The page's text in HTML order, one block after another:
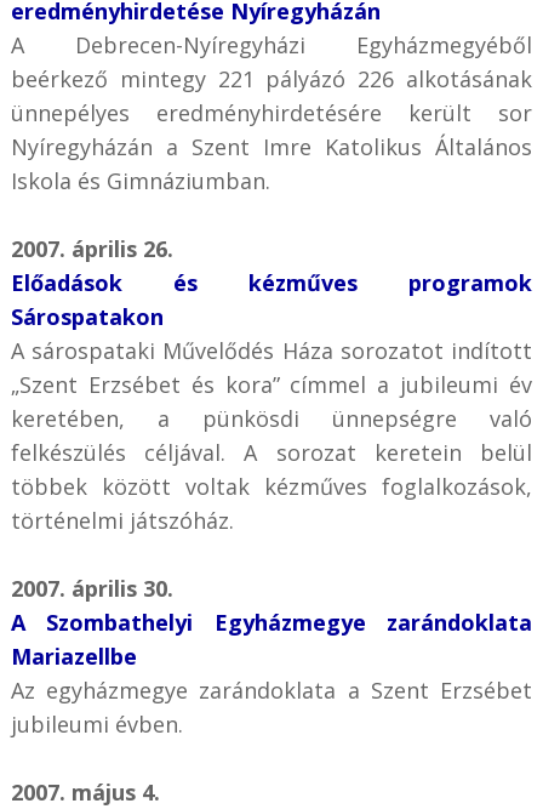
eredményhirdetése Nyíregyházán
A Debrecen-Nyíregyházi Egyházmegyéből
beérkező mintegy 221 pályázó 226 alkotásának
ünnepélyes eredményhirdetésére került sor
Nyíregyházán a Szent Imre Katolikus Általános
Iskola és Gimnáziumban.
2007. április 26.
Előadások és kézműves programok
Sárospatakon
A sárospataki Művelődés Háza sorozatot indított
„Szent Erzsébet és kora” címmel a jubileumi év
keretében, a pünkösdi ünnepségre való
felkészülés céljával. A sorozat keretein belül
többek között voltak kézműves foglalkozások,
történelmi játszóház.
2007. április 30.
A Szombathelyi Egyházmegye zarándoklata
Mariazellbe
Az egyházmegye zarándoklata a Szent Erzsébet
jubileumi évben.
2007. május 4.